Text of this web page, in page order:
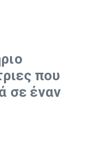
που
σε έναν